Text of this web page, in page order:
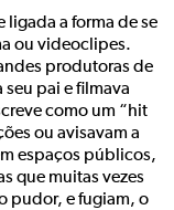
ligada a forma de se
ou videoclipes.
produtoras de
pai e filmava
como um “hit
ou avisavam a
espaços públicos,
que muitas vezes
pudor, e fugiam, o